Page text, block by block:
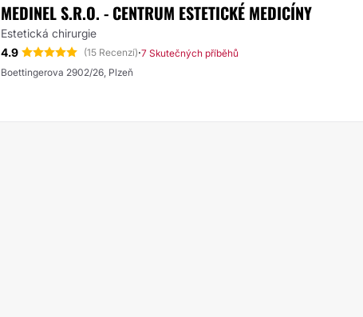
MEDINEL S.R.O. - CENTRUM ESTETICKÉ MEDICÍNY
Estetická chirurgie
4.9
(15 Recenzí)·7 Skutečných příběhů
Boettingerova 2902/26, Plzeň